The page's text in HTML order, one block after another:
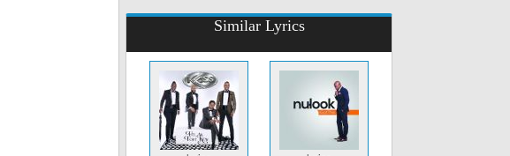
Similar Lyrics